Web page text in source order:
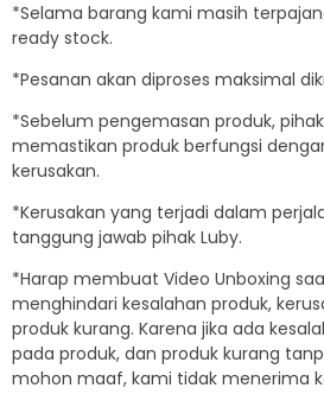
*Selama barang kami masih
ready stock.
*Pesanan akan diproses maksimal
*Sebelum pengemasan produk,
memastikan produk berfungsi
kerusakan.
*Kerusakan yang terjadi dalam
tanggung jawab pihak Luby.
*Harap membuat Video Unboxing
menghindari kesalahan produk,
produk kurang. Karena jika ada
pada produk, dan produk kurang
mohon maaf, kami tidak menerima